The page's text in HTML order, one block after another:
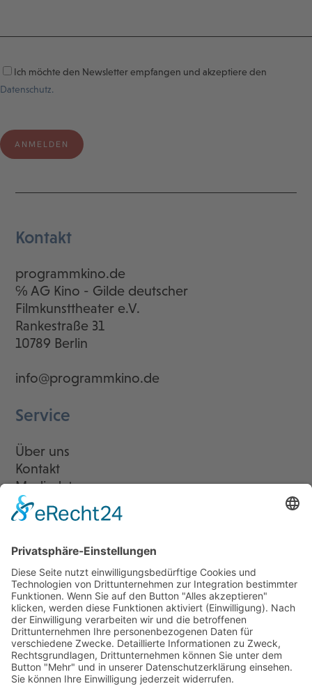
Ich möchte den Newsletter empfangen und akzeptiere den
Datenschutz.
Kontakt
programmkino.de
℅ AG Kino - Gilde deutscher
Filmkunsttheater e.V.
Rankestraße 31
10789 Berlin
info@programmkino.de
Service
Über uns
Kontakt
Mediadaten
Newsletter
LogIn
Legal
Impressum
Datenschutzerklärung
Cookie-Einstellungen